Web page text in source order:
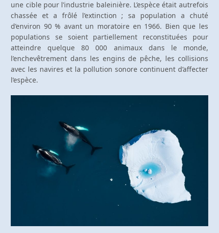
une cible pour l’industrie baleinière. L’espèce était autrefois
chassée et a frôlé l’extinction ; sa population a chuté
d’environ 90 % avant un moratoire en 1966. Bien que les
populations se soient partiellement reconstituées pour
atteindre quelque 80 000 animaux dans le monde,
l’enchevêtrement dans les engins de pêche, les collisions
avec les navires et la pollution sonore continuent d’affecter
l’espèce.